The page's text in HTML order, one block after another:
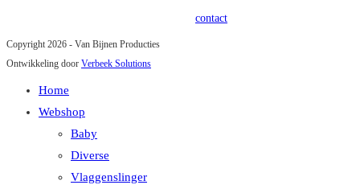
contact
Copyright 2026 - Van Bijnen Producties
Ontwikkeling door Verbeek Solutions
Home
Webshop
Baby
Diverse
Vlaggenslinger